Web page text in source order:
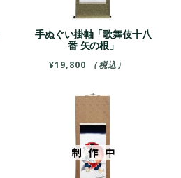
手ぬぐい掛軸「歌舞伎十八
番 矢の根」
¥19,800 （税込）